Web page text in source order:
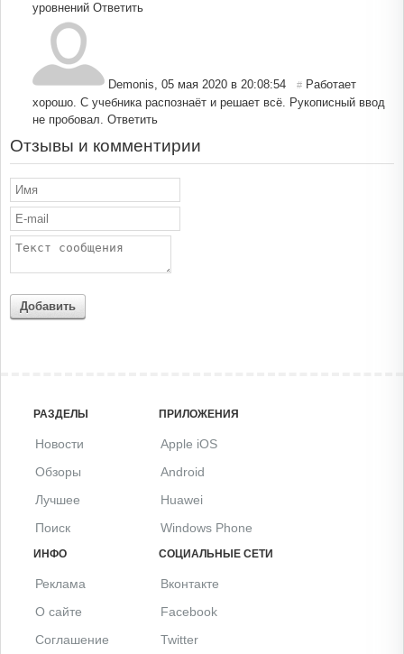
уровнений Ответить
Demonis, 05 мая 2020 в 20:08:54 # Работает
хорошо. С учебника распознаёт и решает всё. Рукописный ввод
не пробовал. Ответить
Отзывы и комментирии
Добавить
РАЗДЕЛЫ
Новости
Обзоры
Лучшее
Поиск
ПРИЛОЖЕНИЯ
Apple iOS
Android
Huawei
Windows Phone
ИНФО
Реклама
О сайте
Соглашение
СОЦИАЛЬНЫЕ СЕТИ
Вконтакте
Facebook
Twitter